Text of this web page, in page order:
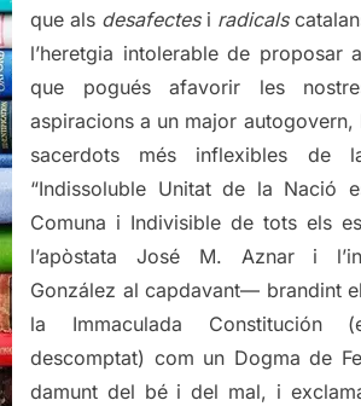
que als desafectesi radicals
l’heretgia intolerable de proposar
que pogués afavorir les
aspiracions a un major autogovern,
sacerdots més inflexibles de
“Indissoluble Unitat de la Nació
Comuna i Indivisible de tots els
l’apòstata José M. Aznar i
González al capdavant— brandint
la Immaculada Constitución
descomptat) com un Dogma de
damunt del bé i del mal, i